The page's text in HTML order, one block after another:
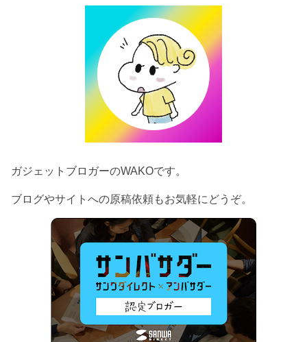
ガジェットブロガーのWAKOです。
ブログやサイトへの原稿依頼もお気軽にどうぞ。